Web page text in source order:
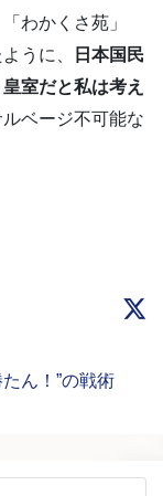
わかくさ苑」
うに、
日本国民
室だと私は考え
ベージ不可能な
ん！”の戦術